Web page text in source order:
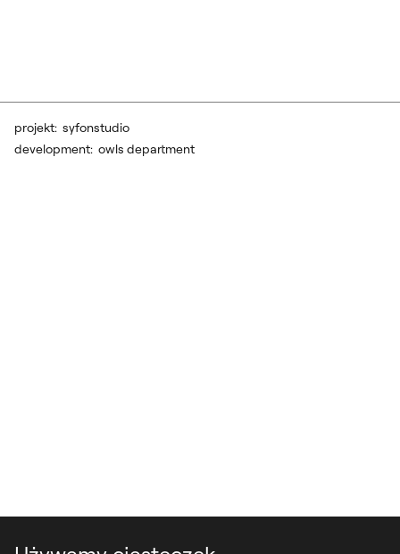
projekt: syfonstudio
development: owls department